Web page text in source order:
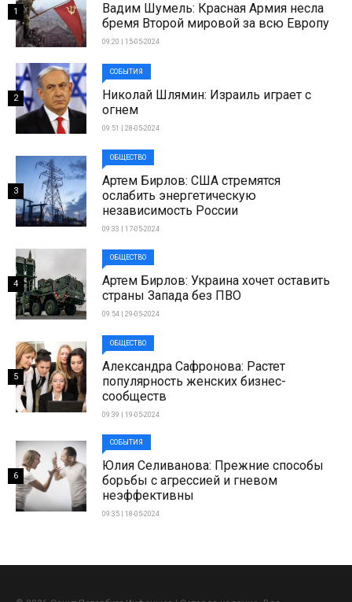
Вадим Шумель: Красная Армия несла
бремя Второй мировой за всю Европу
09:20 | 15-05-2024
1
СОБЫТИЯ
Николай Шлямин: Израиль играет с
огнем
09:51 | 28-05-2024
2
ОБЩЕСТВО
Артем Бирлов: США стремятся
ослабить энергетическую
независимость России
09:33 | 17-05-2024
3
ОБЩЕСТВО
Артем Бирлов: Украина хочет оставить
страны Запада без ПВО
09:54 | 29-05-2024
4
ОБЩЕСТВО
Александра Сафронова: Растет
популярность женских бизнес-
сообществ
09:39 | 19-05-2024
5
СОБЫТИЯ
Юлия Селиванова: Прежние способы
борьбы с агрессией и гневом
неэффективны
09:35 | 18-05-2024
6